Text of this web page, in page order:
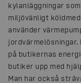
kylanläggningar
miljövänligt
använder
på butikernas
butiker upp med
Man har också